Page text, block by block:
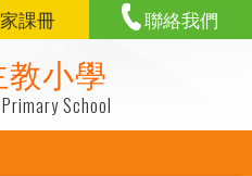
小學
School
家課冊 聯絡我們